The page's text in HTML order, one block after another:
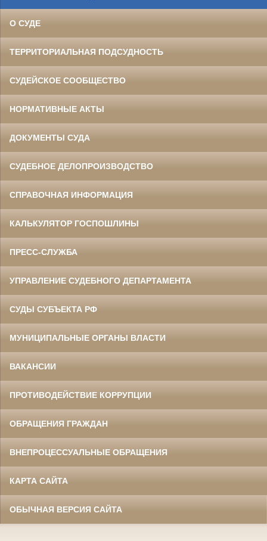
О СУДЕ
ТЕРРИТОРИАЛЬНАЯ ПОДСУДНОСТЬ
СУДЕЙСКОЕ СООБЩЕСТВО
НОРМАТИВНЫЕ АКТЫ
ДОКУМЕНТЫ СУДА
СУДЕБНОЕ ДЕЛОПРОИЗВОДСТВО
СПРАВОЧНАЯ ИНФОРМАЦИЯ
КАЛЬКУЛЯТОР ГОСПОШЛИНЫ
ПРЕСС-СЛУЖБА
УПРАВЛЕНИЕ СУДЕБНОГО ДЕПАРТАМЕНТА
СУДЫ СУБЪЕКТА РФ
МУНИЦИПАЛЬНЫЕ ОРГАНЫ ВЛАСТИ
ВАКАНСИИ
ПРОТИВОДЕЙСТВИЕ КОРРУПЦИИ
ОБРАЩЕНИЯ ГРАЖДАН
ВНЕПРОЦЕССУАЛЬНЫЕ ОБРАЩЕНИЯ
КАРТА САЙТА
ОБЫЧНАЯ ВЕРСИЯ САЙТА